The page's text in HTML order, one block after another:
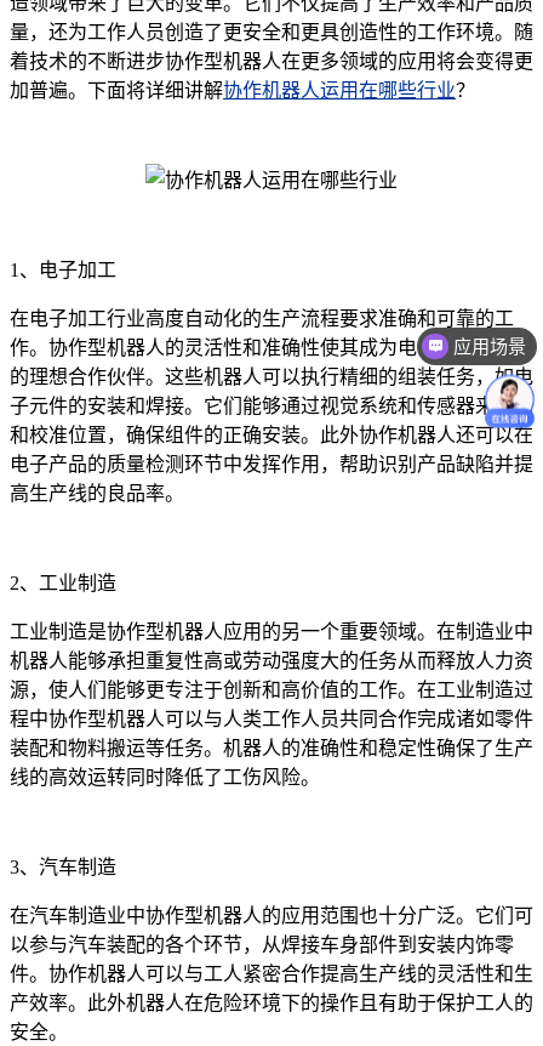
量，还为工作人员创造了更安全和更具创造性的工作环境。随
着技术的不断进步协作型机器人在更多领域的应用将会变得更
加普遍。下面将详细讲解协作机器人运用在哪些行业？
1、电子加工
在电子加工行业高度自动化的生产流程要求准确和可靠的工
作。协作型机器人的灵活性和准确性使其成为电子制造过程中
的理想合作伙伴。这些机器人可以执行精细的组装任务，如电
子元件的安装和焊接。它们能够通过视觉系统和传感器来检测
和校准位置，确保组件的正确安装。此外协作机器人还可以在
电子产品的质量检测环节中发挥作用，帮助识别产品缺陷并提
高生产线的良品率。
2、工业制造
工业制造是协作型机器人应用的另一个重要领域。在制造业中
机器人能够承担重复性高或劳动强度大的任务从而释放人力资
源，使人们能够更专注于创新和高价值的工作。在工业制造过
程中协作型机器人可以与人类工作人员共同合作完成诸如零件
装配和物料搬运等任务。机器人的准确性和稳定性确保了生产
线的高效运转同时降低了工伤风险。
3、汽车制造
在汽车制造业中协作型机器人的应用范围也十分广泛。它们可
以参与汽车装配的各个环节，从焊接车身部件到安装内饰零
件。协作机器人可以与工人紧密合作提高生产线的灵活性和生
产效率。此外机器人在危险环境下的操作且有助于保护工人的
安全。
应用场景
价格咨询